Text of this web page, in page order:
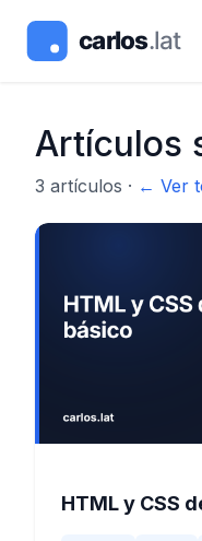
Artículos
3 artículos · ← Ver
HTML y CSS